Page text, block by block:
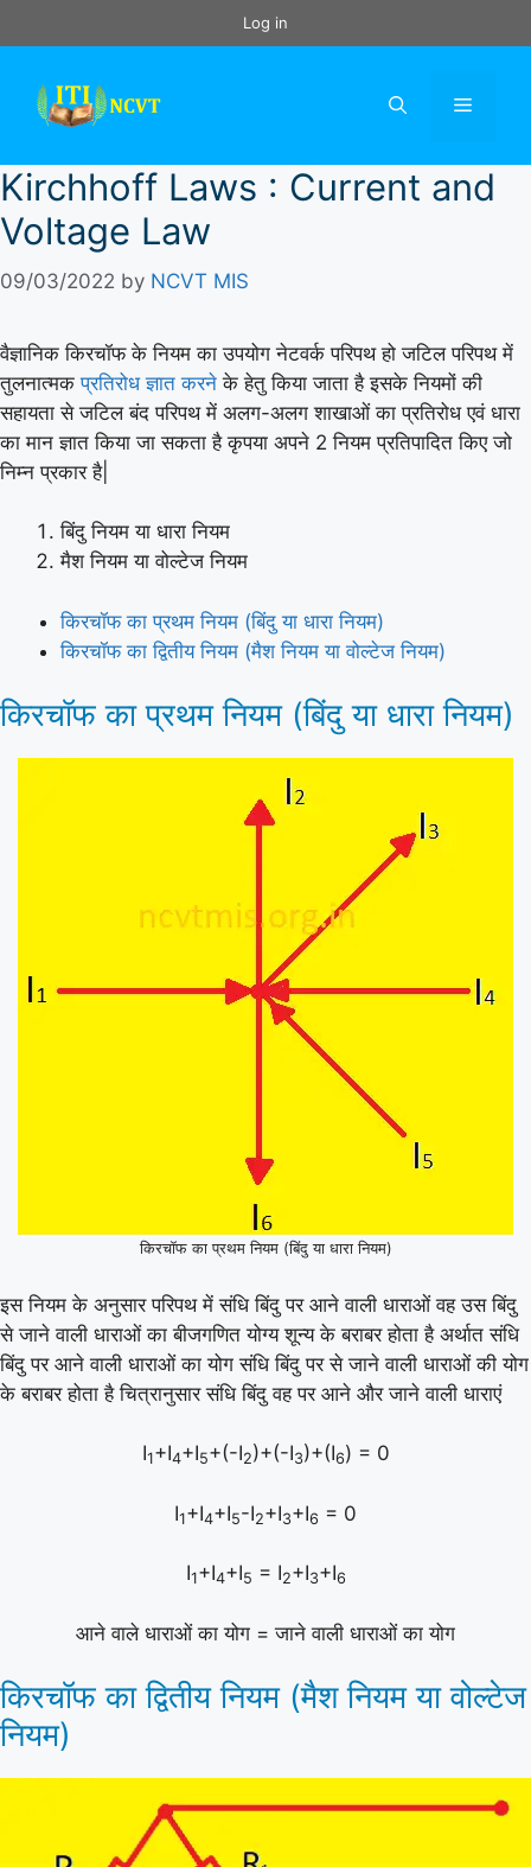
to
Log in
Menu
Kirchhoff Laws : Current and
Voltage Law
09/03/2022 by NCVT MIS
वैज्ञानिक किरचॉफ के नियम का उपयोग नेटवर्क परिपथ हो जटिल परिपथ में
तुलनात्मकप्रतिरोध ज्ञात करने के हेतु किया जाता है इसके नियमों की
सहायता से जटिल बंद परिपथ में अलग-अलग शाखाओं का प्रतिरोध एवं धारा
का मान ज्ञात किया जा सकता है कृपया अपने 2 नियम प्रतिपादित किए जो
निम्न प्रकार है|
बिंदु नियम या धारा नियम
मैश नियम या वोल्टेज नियम
किरचॉफ का प्रथम नियम (बिंदु या धारा नियम)
किरचॉफ का द्वितीय नियम (मैश नियम या वोल्टेज नियम)
किरचॉफ का प्रथम नियम (बिंदु या धारा नियम)
किरचॉफ का प्रथम नियम (बिंदु या धारा नियम)
इस नियम के अनुसार परिपथ में संधि बिंदु पर आने वाली धाराओं वह उस बिंदु
से जाने वाली धाराओं का बीजगणित योग्य शून्य के बराबर होता है अर्थात संधि
बिंदु पर आने वाली धाराओं का योग संधि बिंदु पर से जाने वाली धाराओं की योग
के बराबर होता है चित्रानुसार संधि बिंदु वह पर आने और जाने वाली धाराएं
I1+I4+I5+(-I2)+(-I3)+(I6) = 0
I1+I4+I5-I2+I3+I6 = 0
I1+I4+I5 = I2+I3+I6
आने वाले धाराओं का योग = जाने वाली धाराओं का योग
किरचॉफ का द्वितीय नियम (मैश नियम या वोल्टेज
नियम)